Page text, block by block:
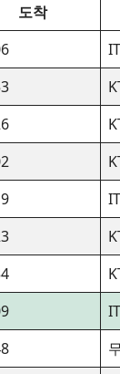
도착